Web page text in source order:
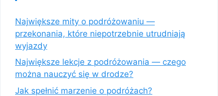
Największe mity o podróżowaniu —
przekonania, które niepotrzebnie utrudniają
wyjazdy
Największe lekcje z podróżowania — czego
można nauczyć się w drodze?
Jak spełnić marzenie o podróżach?